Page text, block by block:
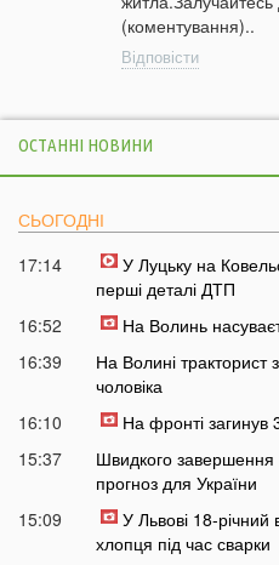
(коментування)..
Відповісти
ОСТАННІ НОВИНИ
СЬОГОДНІ
17:14
У Луцьку на
перші деталі ДТП
16:52
На Волинь
16:39
На Волині тракторист
чоловіка
16:10
На фронті загинув
15:37
Швидкого завершення
прогноз для України
15:09
У Львові 18-
хлопця під час сварки